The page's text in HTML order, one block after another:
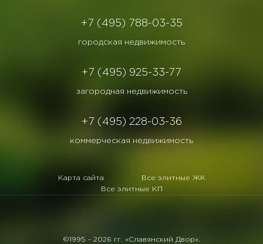
+7 (495) 788-03-35
городская недвижимость
+7 (495) 925-33-77
загородная недвижимость
+7 (495) 228-03-36
коммерческая недвижимость
Карта сайта
Все элитные ЖК
Все элитные КП
©1995 - 2026 гг. «Славянский Двор».